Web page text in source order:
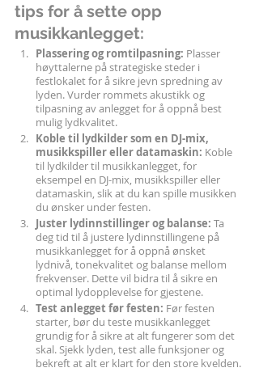
tips for å sette opp
musikkanlegget:
Plassering og romtilpasning: Plasser
høyttalerne på strategiske steder i
festlokalet for å sikre jevn spredning av
lyden. Vurder rommets akustikk og
tilpasning av anlegget for å oppnå best
mulig lydkvalitet.
Koble til lydkilder som en DJ-mix,
musikkspiller eller datamaskin: Koble
til lydkilder til musikkanlegget, for
eksempel en DJ-mix, musikkspiller eller
datamaskin, slik at du kan spille musikken
du ønsker under festen.
Juster lydinnstillinger og balanse: Ta
deg tid til å justere lydinnstillingene på
musikkanlegget for å oppnå ønsket
lydnivå, tonekvalitet og balanse mellom
frekvenser. Dette vil bidra til å sikre en
optimal lydopplevelse for gjestene.
Test anlegget før festen: Før festen
starter, bør du teste musikkanlegget
grundig for å sikre at alt fungerer som det
skal. Sjekk lyden, test alle funksjoner og
bekreft at alt er klart for den store kvelden.